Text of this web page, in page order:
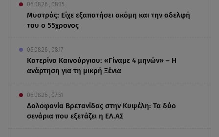
06.08.26 , 08:35
Μυστράς: Είχε εξαπατήσει ακόμη και την αδελφή
του ο 55χρονος
06.08.26 , 08:17
Κατερίνα Καινούργιου: «Γίναμε 4 μηνών» – Η
ανάρτηση για τη μικρή Ξένια
06.08.26 , 07:51
Δολοφονία Βρετανίδας στην Κυψέλη: Τα δύο
σενάρια που εξετάζει η ΕΛ.ΑΣ